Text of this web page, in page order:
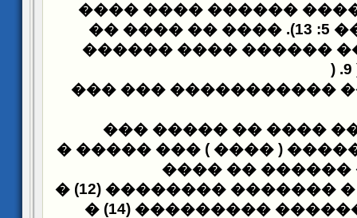
�� ���� ���� ����
���� (1 �� 5: 13). ���� �� ���� ��
����� ���� ���
) .
���� ��������
���� ���� �� �����
���� �� ���� ����� (
������ �� ����
��������� (11) � ������� �������� (12) �
��������� (14) �